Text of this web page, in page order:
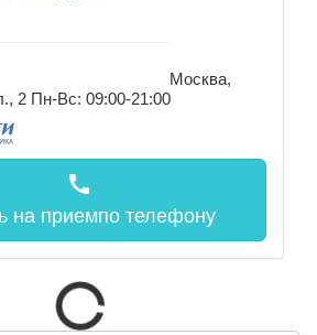
Москва,
2 Пн-Вс: 09:00-21:00
call
на приемпо телефону